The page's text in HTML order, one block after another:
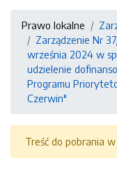
Prawo lokalne
Zarządzenie Nr
września 2024 w
udzielenie
Programu
Czerwin"
Treść do pobrania w